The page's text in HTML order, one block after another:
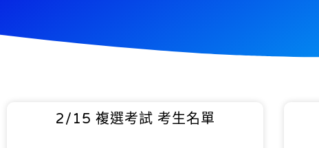
2/15 複選考試 考生名單